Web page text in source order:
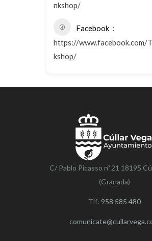
nkshop/
Facebook
https://www.facebook.com/
kshop/
C/ Pablo Picasso nº 21 18195
(Granada)
Tlf: 958 585 480